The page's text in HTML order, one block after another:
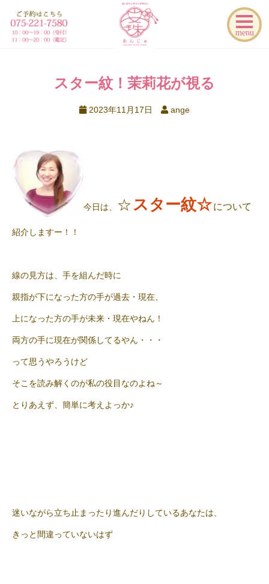
menu
スター紋！茉莉花が視る
2023年11月17日 ange
今日は、 ☆スター紋☆について
紹介しますー！！
線の見方は、手を組んだ時に
親指が下になった方の手が過去・現在、
上になった方の手が未来・現在やねん！
両方の手に現在が関係してるやん・・・
って思うやろうけど
そこを読み解くのが私の役目なのよね～
とりあえず、簡単に考えよっか♪
迷いながら立ち止まったり進んだりしているあなたは、
きっと間違っていないはず